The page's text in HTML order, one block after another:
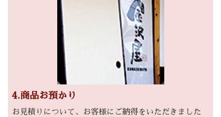
4.商品お預かり
お見積りについて、お客様にご納得をいただきました